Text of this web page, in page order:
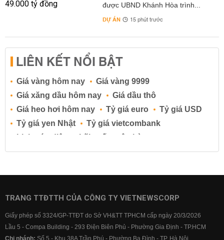
được UBND Khánh Hòa trình...
DỰ ÁN 15 phút trước
LIÊN KẾT NỔI BẬT
Giá vàng hôm nay
Giá vàng 9999
Giá xăng dầu hôm nay
Giá dầu thô
Giá heo hơi hôm nay
Tỷ giá euro
Tỷ giá USD
Tỷ giá yen Nhật
Tỷ giá vietcombank
Lịch cúp điện
Lãi suất ngân hàng
Lãi suất tiết kiệm
Lãi suất tiền gửi
Lãi suất ngân hàng BIDV
Lãi suất ngân hàng Vietcombank
TRANG TTĐTTH CỦA CÔNG TY VIETNEWSCORP
Giấy phép số 3324/GP-TTĐT do Sở VH&TT TPHCM cấp ngày 20/3/2026
Lầu 5 - Compa Building - 293 Điện Biên Phủ - Phường Gia Định - TP.HCM